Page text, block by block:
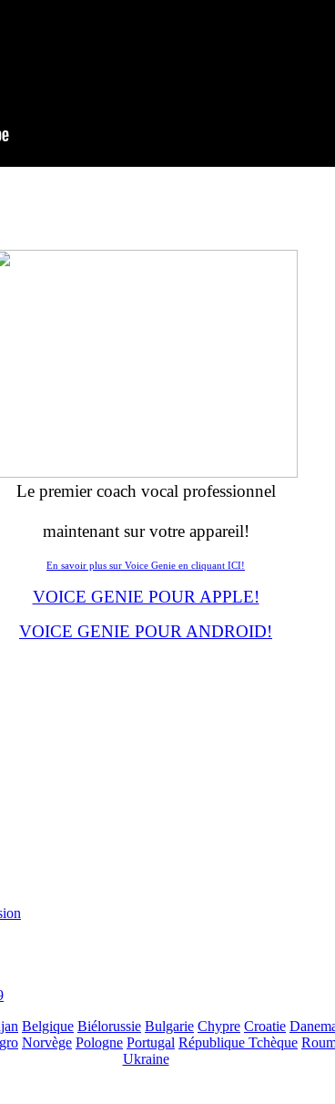
Le premier coach vocal professionnel
maintenant sur votre appareil!
En savoir plus sur Voice Genie en cliquant ICI!
VOICE GENIE POUR APPLE!
VOICE GENIE POUR ANDROID!
Belgique Biélorussie Bulgarie Chypre Croatie
Norvège Pologne Portugal République Tchèque
Ukraine